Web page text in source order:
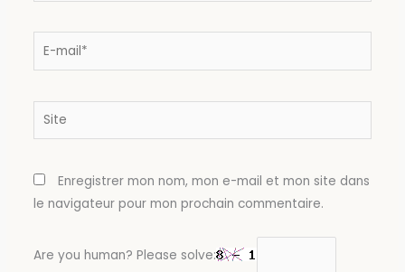
E-
Site
Enregistrer mon nom, mon e-mail et mon site dans
le navigateur pour mon prochain commentaire.
Are you human? Please solve: